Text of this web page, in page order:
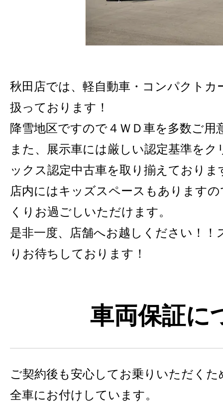
秋田店では、軽自動車・コンパクトカ
扱っております！
降雪地区ですので４ＷＤ車を多数ご用
また、展示車には厳しい認定基準を
ックス認定中古車を取り揃えておりま
店内にはキッズスペースもあります
くりお過ごしいただけます。
是非一度、店舗へお越しください！！
りお待ちしております！
車両保証に
ご契約後も安心してお乗りいただく
全車にお付けしています。